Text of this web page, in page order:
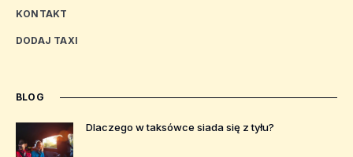
KONTAKT
DODAJ TAXI
BLOG
Dlaczego w taksówce siada się z tyłu?